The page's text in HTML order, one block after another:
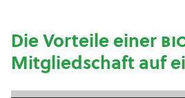
Die Vorteile einer
Mitgliedschaft auf